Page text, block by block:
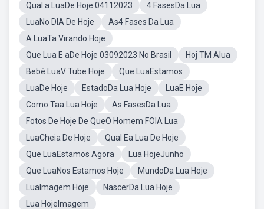
Qual a LuaDe Hoje 04112023
4 FasesDa Lua
LuaNo DIA De Hoje
As4 Fases Da Lua
A LuaTa Virando Hoje
Que Lua E aDe Hoje 03092023 No Brasil
Hoj TM Alua
Bebê LuaV Tube Hoje
Que LuaEstamos
LuaDe Hoje
EstadoDa Lua Hoje
LuaE Hoje
Como Taa Lua Hoje
As FasesDa Lua
Fotos De Hoje De QueO Homem FOIA Lua
LuaCheia De Hoje
Qual Ea Lua De Hoje
Que LuaEstamos Agora
Lua HojeJunho
Que LuaNos Estamos Hoje
MundoDa Lua Hoje
LuaImagem Hoje
NascerDa Lua Hoje
Lua HojeImagem